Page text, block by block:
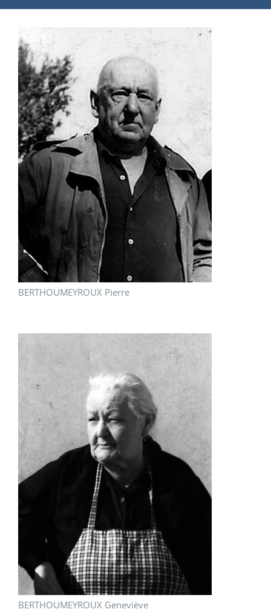
BERTHOUMEYROUX Pierre
BERTHOUMEYROUX Geneviève